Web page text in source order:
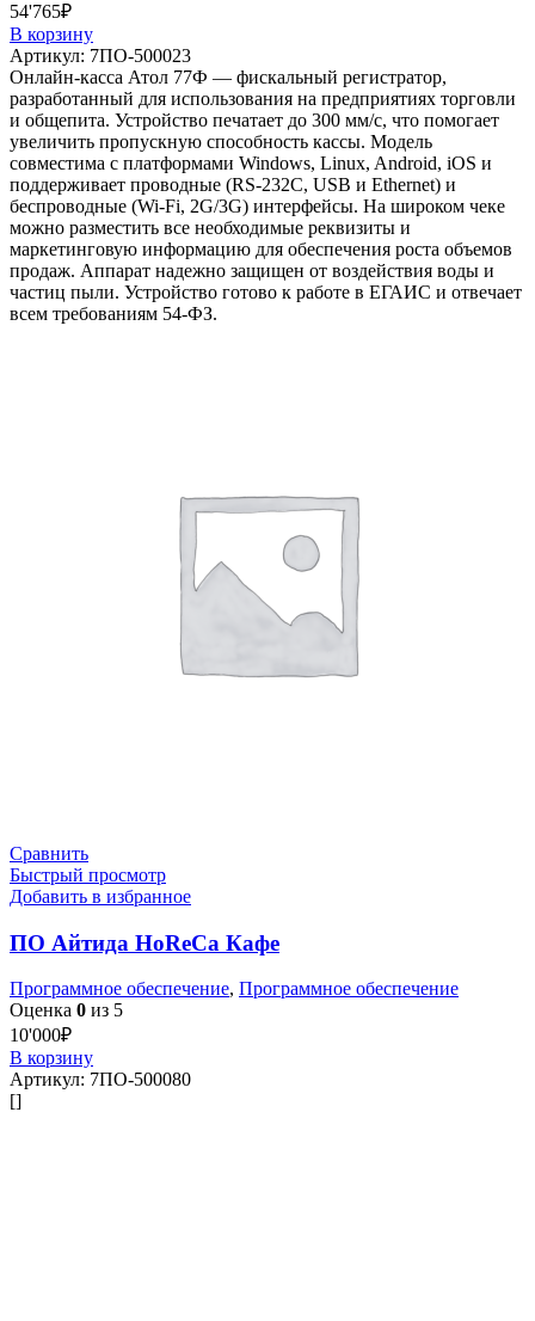
54'765₽
В корзину
Артикул: 7ПО-500023
Онлайн-касса Атол 77Ф — фискальный регистратор,
разработанный для использования на предприятиях торговли
и общепита. Устройство печатает до 300 мм/c, что помогает
увеличить пропускную способность кассы. Модель
совместима с платформами Windows, Linux, Android, iOS и
поддерживает проводные (RS-232C, USB и Ethernet) и
беспроводные (Wi-Fi, 2G/3G) интерфейсы. На широком чеке
можно разместить все необходимые реквизиты и
маркетинговую информацию для обеспечения роста объемов
продаж. Аппарат надежно защищен от воздействия воды и
частиц пыли. Устройство готово к работе в ЕГАИС и отвечает
всем требованиям 54-ФЗ.
Сравнить
Быстрый просмотр
Добавить в избранное
ПО Айтида HoReCa Кафе
Программное обеспечение, Программное обеспечение
Оценка 0 из 5
10'000₽
В корзину
Артикул: 7ПО-500080
[]